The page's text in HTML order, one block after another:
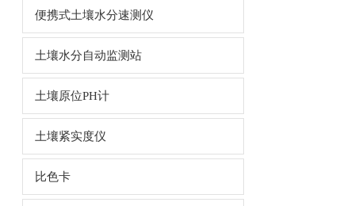
便携式土壤水分速测仪
土壤水分自动监测站
土壤原位PH计
土壤紧实度仪
比色卡